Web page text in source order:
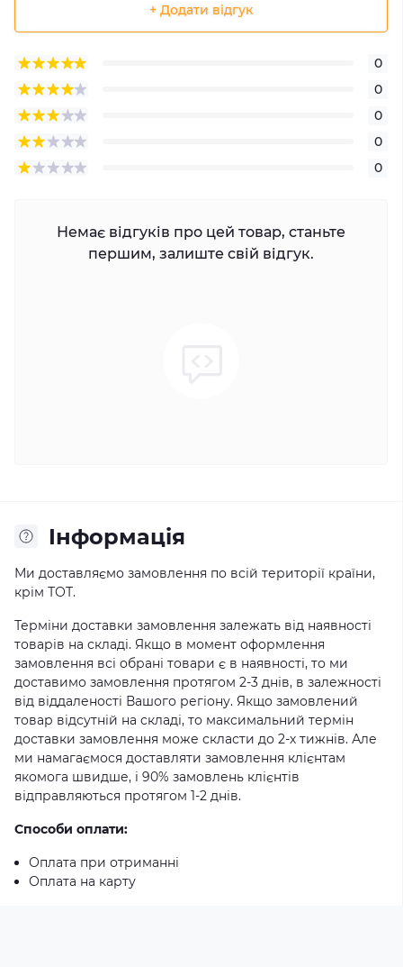
+ Додати відгук
0
0
0
0
0
Немає відгуків про цей товар, станьте
першим, залиште свій відгук.
Iнформація
Ми доставляємо замовлення по всій території країни,
крім ТОТ.
Терміни доставки замовлення залежать від наявності
товарів на складі. Якщо в момент оформлення
замовлення всі обрані товари є в наявності, то ми
доставимо замовлення протягом 2-3 днів, в залежності
від віддаленості Вашого регіону. Якщо замовлений
товар відсутній на складі, то максимальний термін
доставки замовлення може скласти до 2-х тижнів. Але
ми намагаємося доставляти замовлення клієнтам
якомога швидше, і 90% замовлень клієнтів
відправляються протягом 1-2 днів.
Способи оплати:
Оплата при отриманні
Оплата на карту